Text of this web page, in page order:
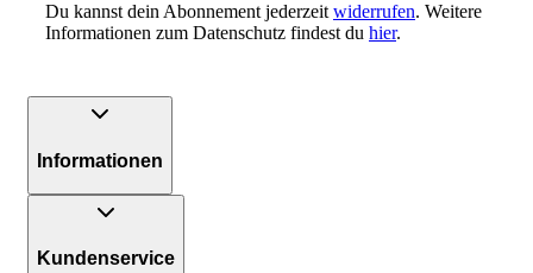
Du kannst dein Abonnement jederzeit widerrufen. Weitere
Informationen zum Datenschutz findest du hier.
Informationen
Kundenservice